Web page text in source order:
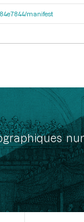
manifest